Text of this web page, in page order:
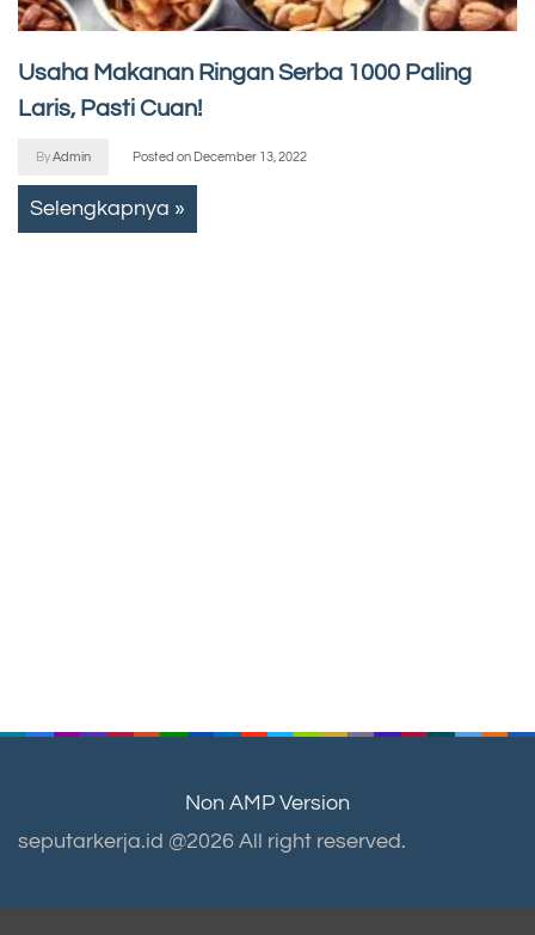
Usaha Makanan Ringan Serba 1000 Paling
Laris, Pasti Cuan!
ByAdmin Posted on December 13, 2022
Selengkapnya »
Non AMP Version
seputarkerja.id @2026 All right reserved.